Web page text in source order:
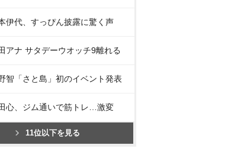
伊代、すっぴん披露に驚く声
アナ サタデーウオッチ9離れる
智「さと島」初のイベント発表
心、ジム通いで筋トレ…激変
11位以下を見る